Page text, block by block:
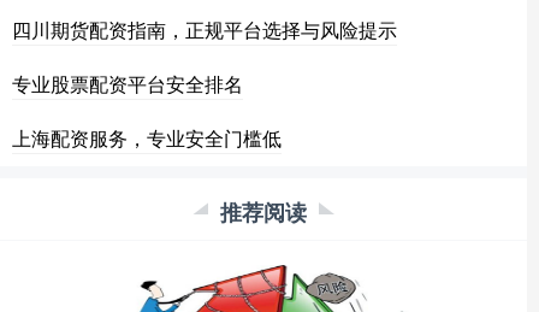
四川期货配资指南，正规平台选择与风险提示
专业股票配资平台安全排名
上海配资服务，专业安全门槛低
推荐阅读